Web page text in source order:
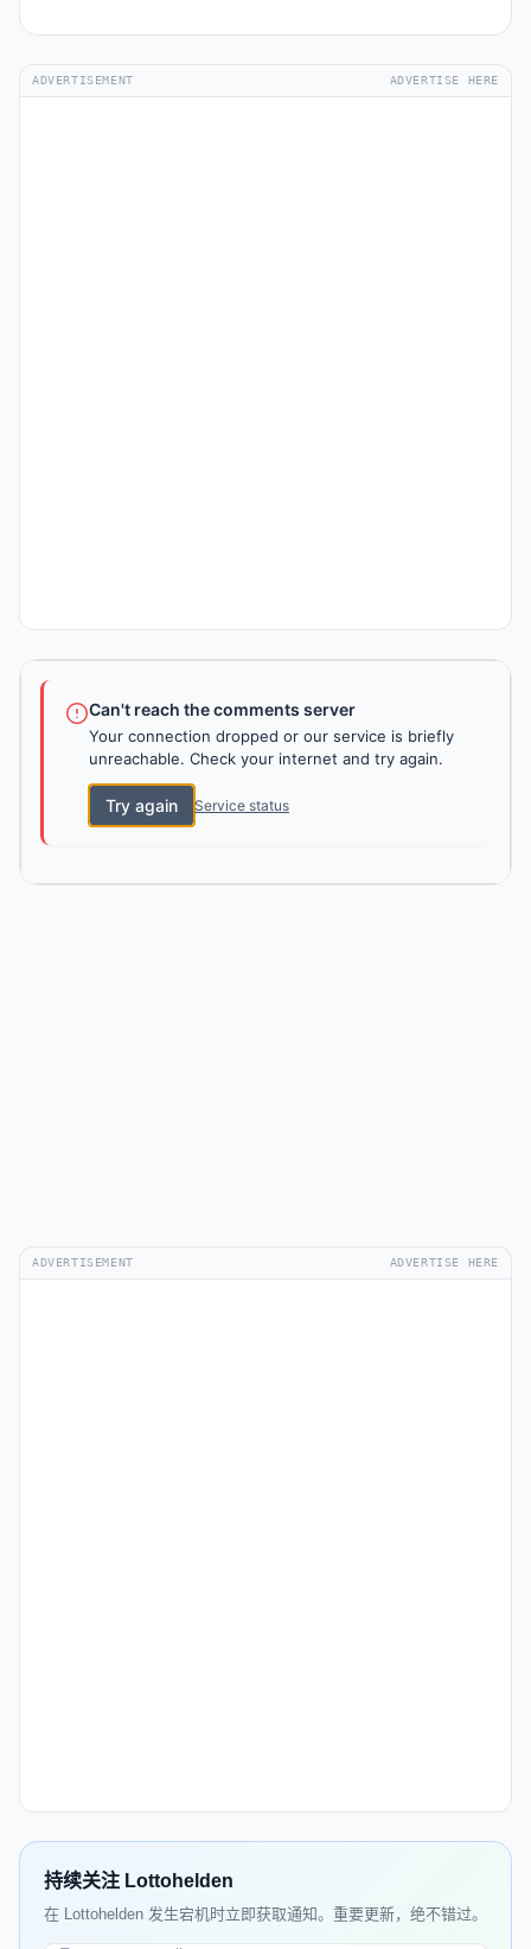
ADVERTISEMENT ADVERTISE HERE
Can't reach the comments server
Your connection dropped or our service is briefly
unreachable. Check your internet and try again.
Try again Service status
ADVERTISEMENT ADVERTISE HERE
持续关注 Lottohelden
在 Lottohelden 发生宕机时立即获取通知。重要更新，绝不错过。